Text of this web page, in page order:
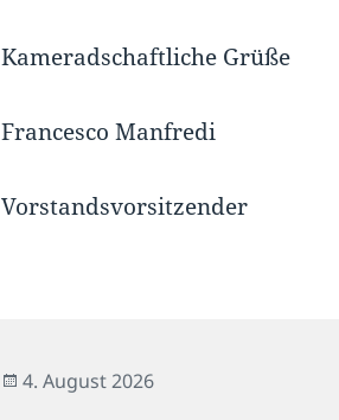
Kameradschaftliche Grüße
Francesco Manfredi
Vorstandsvorsitzender
Veröffentlicht
4. August 2026